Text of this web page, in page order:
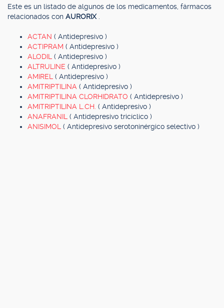
Este es un listado de algunos de los medicamentos, fármacos
relacionados con AURORIX
ACTAN ( Antidepresivo )
ACTIPRAM ( Antidepresivo )
ALODIL ( Antidepresivo )
ALTRULINE ( Antidepresivo )
AMIREL ( Antidepresivo )
AMITRIPTILINA ( Antidepresivo )
AMITRIPTILINA CLORHIDRATO ( Antidepresivo )
AMITRIPTILINA L.CH. ( Antidepresivo )
ANAFRANIL ( Antidepresivo tricíclico )
ANISIMOL ( Antidepresivo serotoninérgico selectivo )